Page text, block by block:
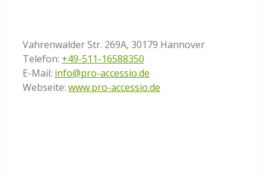
Vahrenwalder Str. 269A, 30179 Hannover
Telefon: +49-511-16588350
E-Mail: info@pro-accessio.de
Webseite: www.pro-accessio.de